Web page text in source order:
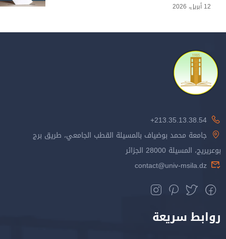
12 أبريل، 2026
213.35.13.38.54+
جامعة محمد بوضياف بالمسيلة القطب الجامعي، طريق برج
بوعريريج، المسيلة 28000 الجزائر
contact@univ-msila.dz
روابط سريعة